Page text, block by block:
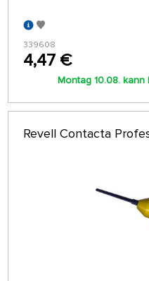
339608
4,47 €
Montag 10.08.
Revell Contacta